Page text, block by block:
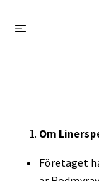
Om
Företaget